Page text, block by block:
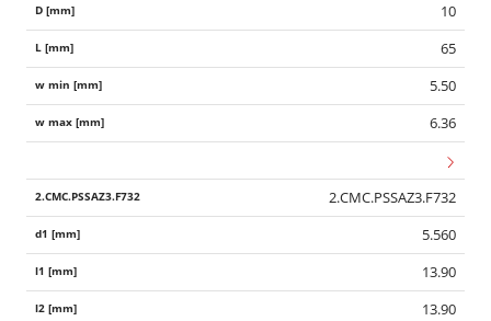
10
65
5.50
6.36
2.CMC.PSSAZ3.F732
5.560
13.90
13.90